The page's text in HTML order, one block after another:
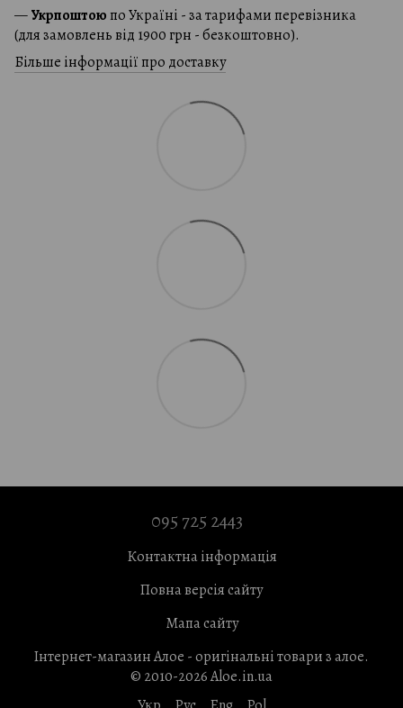
—Укрпоштою по Україні - за тарифами перевізника
(для замовлень від 1900 грн - безкоштовно).
Більше інформації про доставку
095 725 2443
Контактна інформація
Повна версія сайту
Мапа сайту
Інтернет-магазин Алое - оригінальні товари з алое.
© 2010-2026 Aloe.in.ua